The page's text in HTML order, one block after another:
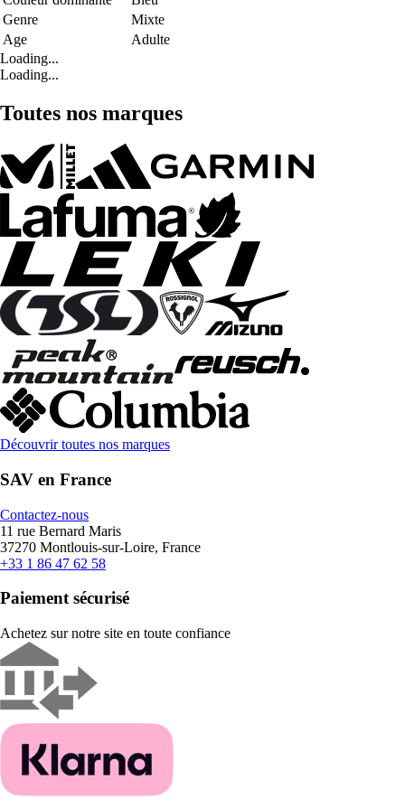
Genre
Mixte
Age
Adulte
Loading...
Loading...
Toutes nos marques
Découvrir toutes nos marques
SAV en France
Contactez-nous
11 rue Bernard Maris
37270 Montlouis-sur-Loire, France
+33 1 86 47 62 58
Paiement sécurisé
Achetez sur notre site en toute confiance